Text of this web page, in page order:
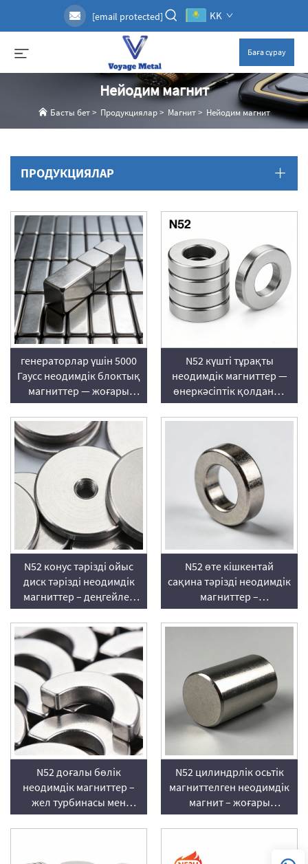
[email protected] KK
Баға сұрау
Нейодим магнит
Басты бет> Продукциялар> Магнит> Нейодим магнит
ПРОДУКЦИЯЛАР
генераторлар үшін 5000
Гаусс неодимдік блоктық
магниттер — жоғары
ағынды NdFeB тұрақты
магниттер
N52 күшті тұрақты
неодимдік магниттер —
өнеркәсіптік қолданыс
үшін қалыптастырылған
NdFeB пішіндері
N52 конус тәрізді ойыс
диск тәрізді неодимдік
магниттер – деңгейлес
орнатылатын NdFeB
бұрандалы магниттер
N52 өте кішкентай
сақина тәрізді неодимдік
магниттер –
миниатюралық NdFeB
сақина тәрізді магниттер
N52 доғалы бөлік
неодимдік магниттер –
жел турбинасы мен
генератор роторлық
жүйелері үшін
N52 цилиндрлік осьтік
магниттелген неодимдік
магнит – жоғары
өнімділікті NdFeB
дөңгелек магнит